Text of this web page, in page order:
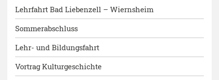
Lehrfahrt Bad Liebenzell – Wiernsheim
Sommerabschluss
Lehr- und Bildungsfahrt
Vortrag Kulturgeschichte